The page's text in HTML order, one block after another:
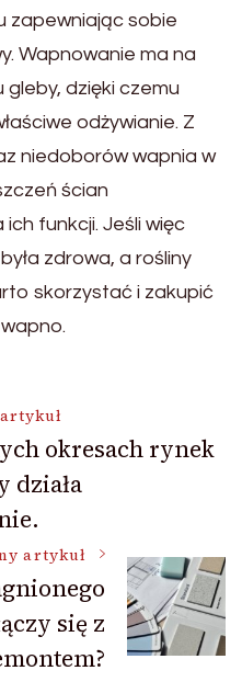
zapewniając sobie
Wapnowanie ma na
dzięki czemu
odżywianie. Z
niedoborów wapnia w
ścian
funkcji. Jeśli więc
zdrowa, a rośliny
skorzystać i zakupić
okresach rynek
działa
artykuł
się z